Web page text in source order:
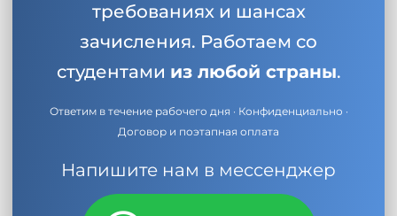
требованиях и шансах
зачисления. Работаем со
студентами из любой страны.
Ответим в течение рабочего дня · Конфиденциально ·
Договор и поэтапная оплата
Напишите нам в мессенджер